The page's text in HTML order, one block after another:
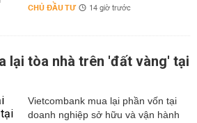
CHỦ ĐẦU TƯ 14 giờ trước
lại tòa nhà trên 'đất vàng' tại
Vietcombank mua lại phần vốn tại
doanh nghiệp sở hữu và vận hành